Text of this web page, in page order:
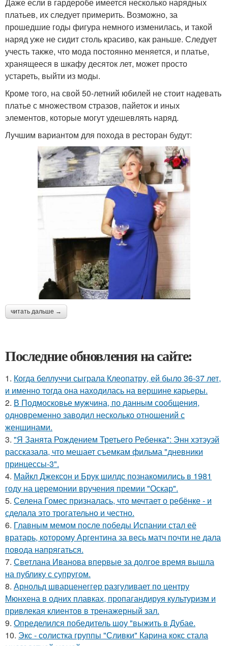
Даже если в гардеробе имеется несколько нарядных
платьев, их следует примерить. Возможно, за
прошедшие годы фигура немного изменилась, и такой
наряд уже не сидит столь красиво, как раньше. Следует
учесть также, что мода постоянно меняется, и платье,
хранящееся в шкафу десяток лет, может просто
устареть, выйти из моды.
Кроме того, на свой 50-летний юбилей не стоит надевать
платье с множеством стразов, пайеток и иных
элементов, которые могут удешевлять наряд.
Лучшим вариантом для похода в ресторан будут:
читать дальше →
Последние обновления на сайте:
1. Когда беллуччи сыграла Клеопатру, ей было 36-37 лет,
и именно тогда она находилась на вершине карьеры.
2. В Подмосковье мужчина, по данным сообщения,
одновременно заводил несколько отношений с
женщинами.
3. "Я Занята Рождением Третьего Ребенка": Энн хэтэуэй
рассказала, что мешает съемкам фильма "дневники
принцессы-3".
4. Майкл Джексон и Брук шилдс познакомились в 1981
году на церемонии вручения премии "Оскар".
5. Селена Гомес призналась, что мечтает о ребёнке - и
сделала это трогательно и честно.
6. Главным мемом после победы Испании стал её
вратарь, которому Аргентина за весь матч почти не дала
повода напрягаться.
7. Светлана Иванова впервые за долгое время вышла
на публику с супругом.
8. Арнольд шварценеггер разгуливает по центру
Мюнхена в одних плавках, пропагандируя культуризм и
привлекая клиентов в тренажерный зал.
9. Определился победитель шоу "выжить в Дубае.
10. Экс - солистка группы "Сливки" Карина кокс стала